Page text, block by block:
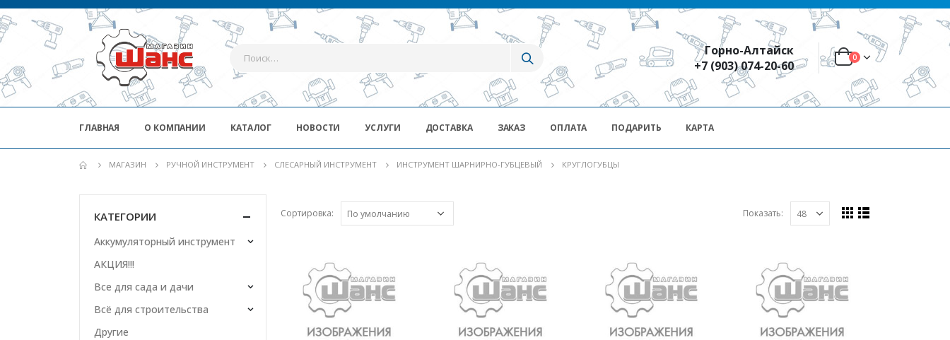
Горно-Алтайск
+7 (903) 074-20-60
0
ГЛАВНАЯ О КОМПАНИИ КАТАЛОГ НОВОСТИ УСЛУГИ ДОСТАВКА ЗАКАЗ ОПЛАТА ПОДАРИТЬ КАРТА
МАГАЗИН РУЧНОЙ ИНСТРУМЕНТ СЛЕСАРНЫЙ ИНСТРУМЕНТ ИНСТРУМЕНТ ШАРНИРНО-ГУБЦЕВЫЙ КРУГЛОГУБЦЫ
Сортировка: Показать:
КАТЕГОРИИ
Аккумуляторный инструмент
АКЦИЯ!!!
Все для сада и дачи
Всё для строительства
Другие